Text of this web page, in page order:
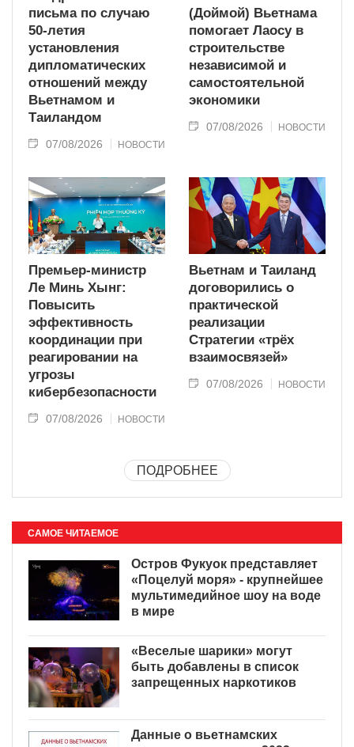
письма по случаю
50-летия
установления
дипломатических
отношений между
Вьетнамом и
Таиландом
07/08/2026 НОВОСТИ
(Доймой) Вьетнама
помогает Лаосу в
строительстве
независимой и
самостоятельной
экономики
07/08/2026 НОВОСТИ
Премьер-министр
Ле Минь Хынг:
Повысить
эффективность
координации при
реагировании на
угрозы
кибербезопасности
07/08/2026 НОВОСТИ
Вьетнам и Таиланд
договорились о
практической
реализации
Стратегии «трёх
взаимосвязей»
07/08/2026 НОВОСТИ
ПОДРОБНЕЕ
САМОЕ ЧИТАЕМОЕ
Остров Фукуок представляет
«Поцелуй моря» - крупнейшее
мультимедийное шоу на воде
в мире
«Веселые шарики» могут
быть добавлены в список
запрещенных наркотиков
Данные о вьетнамских